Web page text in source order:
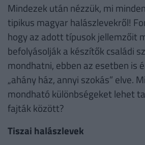
Mindezek után nézzük, mi
tipikus magyar halászlevekről!
hogy az adott típusok jellemzőit
befolyásolják a készítők családi
mondhatni, ebben az esetben is
„ahány ház, annyi szokás” elve.
mondható különbségeket lehet
fajták között?
Tiszai halászlevek